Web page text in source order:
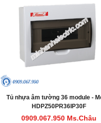
Tủ nhựa âm tường 36 module -
HDPZ50PR36IP30F
0909.067.950 Ms.Châu